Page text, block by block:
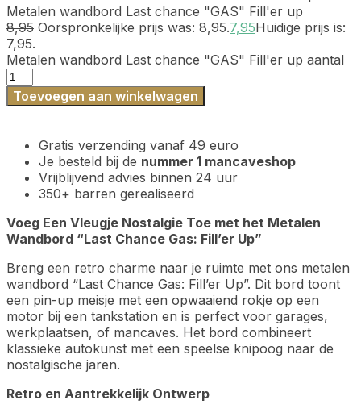
Metalen wandbord Last chance "GAS" Fill'er up
8,95 Oorspronkelijke prijs was: 8,95.7,95Huidige prijs is:
7,95.
Metalen wandbord Last chance "GAS" Fill'er up aantal
Toevoegen aan winkelwagen
Gratis verzending vanaf 49 euro
Je besteld bij de nummer 1 mancaveshop
Vrijblijvend advies binnen 24 uur
350+ barren gerealiseerd
Voeg Een Vleugje Nostalgie Toe met het Metalen
Wandbord “Last Chance Gas: Fill’er Up”
Breng een retro charme naar je ruimte met ons metalen
wandbord “Last Chance Gas: Fill’er Up”. Dit bord toont
een pin-up meisje met een opwaaiend rokje op een
motor bij een tankstation en is perfect voor garages,
werkplaatsen, of mancaves. Het bord combineert
klassieke autokunst met een speelse knipoog naar de
nostalgische jaren.
Retro en Aantrekkelijk Ontwerp